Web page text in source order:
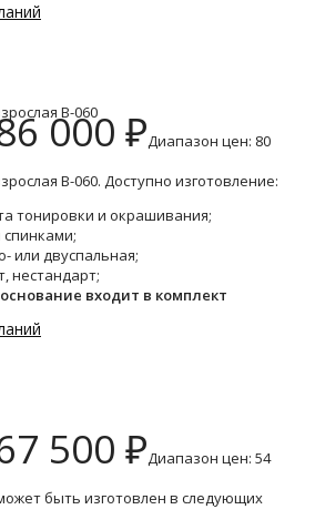
B-060
000 ₽Диапазон цен: 80
B-060. Доступно изготовление:
тонировки и окрашивания;
или двуспальная;
нестандарт;
входит в комплект
500 ₽Диапазон цен: 54
быть изготовлен в следующих